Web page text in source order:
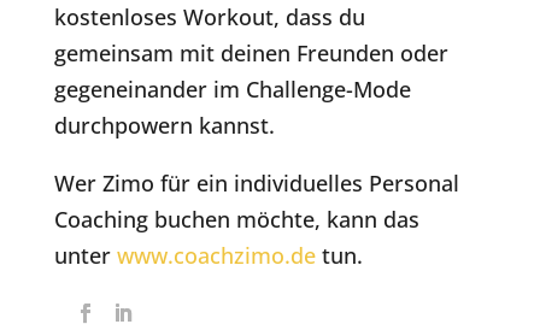
kostenloses Workout, dass du
gemeinsam mit deinen Freunden oder
gegeneinander im Challenge-Mode
durchpowern kannst.
Wer Zimo für ein individuelles Personal
Coaching buchen möchte, kann das
unter www.coachzimo.de tun.